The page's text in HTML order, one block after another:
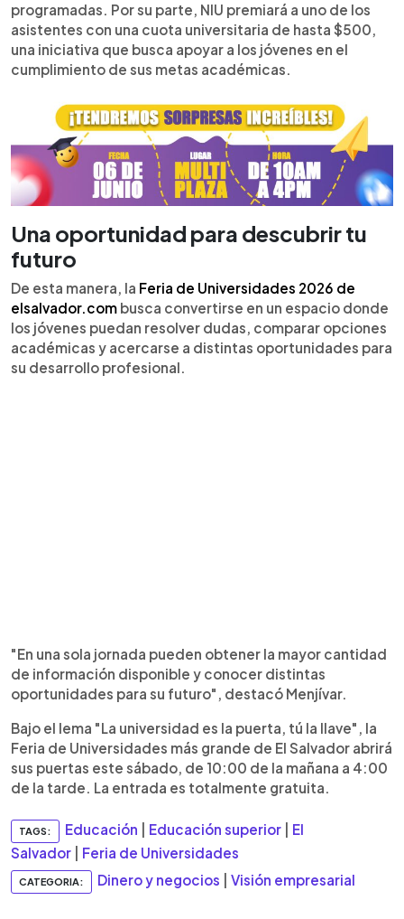
programadas. Por su parte, NIU premiará a uno de los
asistentes con una cuota universitaria de hasta $500,
una iniciativa que busca apoyar a los jóvenes en el
cumplimiento de sus metas académicas.
Una oportunidad para descubrir tu
futuro
De esta manera, la Feria de Universidades 2026 de
elsalvador.com busca convertirse en un espacio donde
los jóvenes puedan resolver dudas, comparar opciones
académicas y acercarse a distintas oportunidades para
su desarrollo profesional.
"En una sola jornada pueden obtener la mayor cantidad
de información disponible y conocer distintas
oportunidades para su futuro", destacó Menjívar.
Bajo el lema "La universidad es la puerta, tú la llave", la
Feria de Universidades más grande de El Salvador abrirá
sus puertas este sábado, de 10:00 de la mañana a 4:00
de la tarde. La entrada es totalmente gratuita.
TAGS: Educación Educación superior
El
Salvador
Feria de Universidades
CATEGORIA: Dinero y negocios Visión empresarial